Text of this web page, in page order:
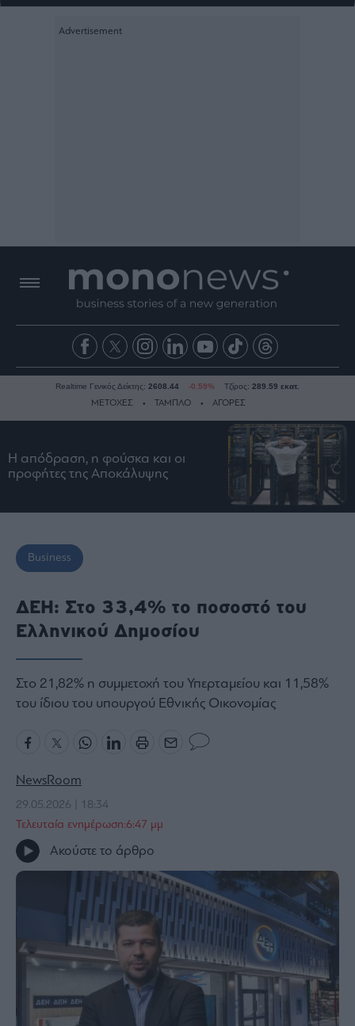
Ειδήσεις
Business
Ναυτιλία
Ενέργεια
Πολιτική
Πολιτισμός
Κοινωνία
Law
The
Wiseman
Media
Losers
Realtime Γενικός Δείκτης: 2608.44 -0.59% Τζίρος: 289.59 εκατ.
ΜΕΤΟΧΕΣ ΤΑΜΠΛΟ ΑΓΟΡΕΣ
Η απόδραση, η φούσκα και οι
προφήτες της Αποκάλυψης
Business
ΔΕΗ: Στο 33,4% το ποσοστό του
Ελληνικού Δημοσίου
Στο 21,82% η συμμετοχή του Υπερταμείου και 11,58%
του ίδιου του υπουργού Εθνικής Οικονομίας
NewsRoom
29.05.2026 | 18:34
Τελευταία ενημέρωση:6:47 μμ
Ακούστε το άρθρο